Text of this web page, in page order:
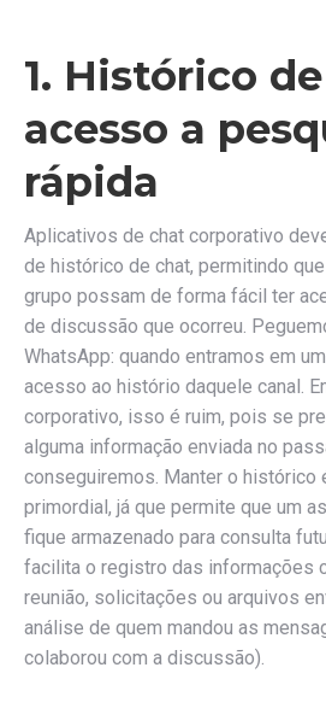
1. Histórico
acesso a
rápida
Aplicativos de chat corporativo
de histórico de chat, permitindo
grupo possam de forma fácil ter
de discussão que ocorreu.
WhatsApp: quando entramos em
acesso ao histório daquele canal.
corporativo, isso é ruim, pois se
alguma informação enviada no
conseguiremos. Manter o histórico
primordial, já que permite que um
fique armazenado para consulta
facilita o registro das informações
reunião, solicitações ou arquivos
análise de quem mandou as
colaborou com a discussão).